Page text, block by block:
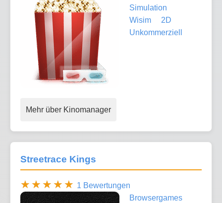
Simulation
Wisim
2D
Unkommerziell
Mehr über Kinomanager
Streetrace Kings
1 Bewertungen
Browsergames